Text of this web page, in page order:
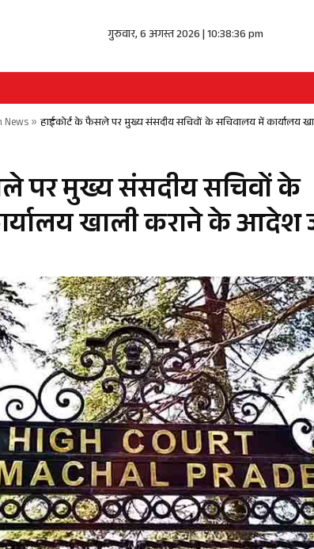
गुरुवार, 6 अगस्त 2026 | 10:38:37 pm
News» हाईकोर्ट के फैसले पर मुख्य संसदीय सचिवों के सचिवालय में कार्यालय
पर मुख्य संसदीय सचिवों के
खाली कराने के आदेश